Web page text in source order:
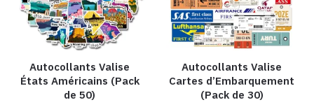
Autocollants Valise
États Américains (Pack
de 50)
Autocollants Valise
Cartes d’Embarquement
(Pack de 30)